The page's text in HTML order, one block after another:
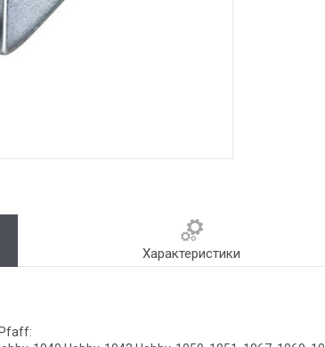
Характеристики